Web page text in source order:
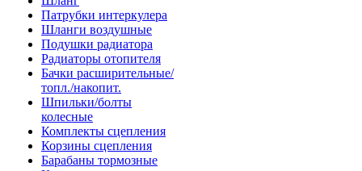
Патрубки интеркулера
Шланги воздушные
Подушки радиатора
Радиаторы отопителя
Бачки расширительные/
топл./накопит.
Шпильки/болты
колесные
Комплекты сцепления
Корзины сцепления
Барабаны тормозные